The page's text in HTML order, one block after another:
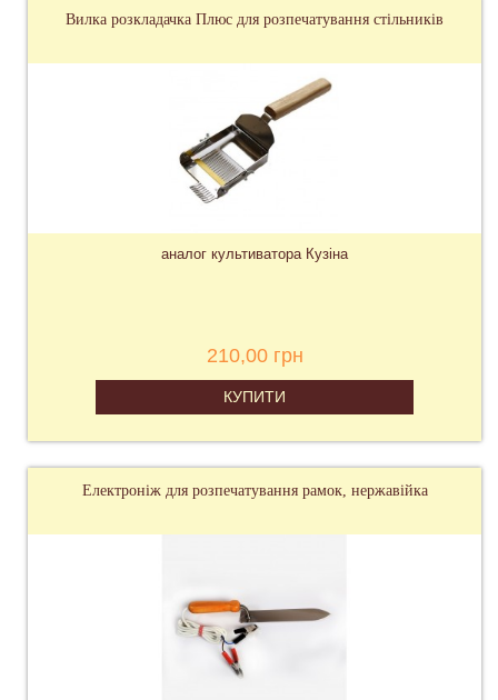
Вилка розкладачка Плюс для розпечатування стільників
аналог культиватора Кузіна
210,00 грн
КУПИТИ
Електроніж для розпечатування рамок, нержавійка